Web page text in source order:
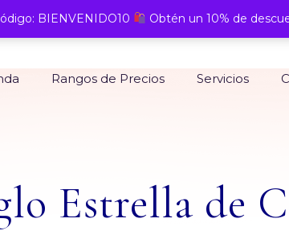
Rangos de Precios Servicios
Estrella de
BIENVENIDO10 Obtén un 10% de